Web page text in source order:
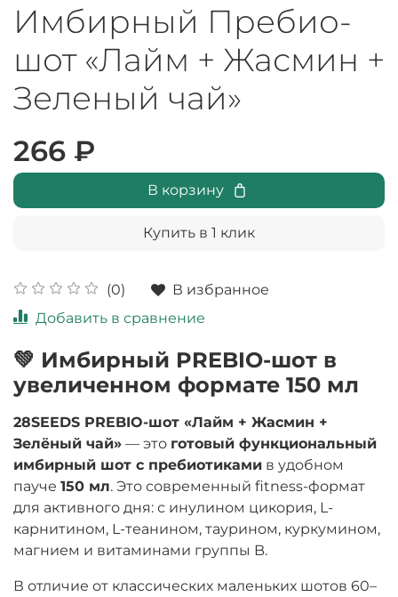
Имбирный Пребио-
шот «Лайм + Жасмин +
Зеленый чай»
(0)
В избранное
Добавить в сравнение
266 ₽
В корзину
Купить в 1 клик
💚 Имбирный PREBIO-шот в
увеличенном формате 150 мл
28SEEDS PREBIO-шот «Лайм + Жасмин +
Зелёный чай» — это готовый функциональный
имбирный шот с пребиотиками в удобном
пауче 150 мл. Это современный fitness-формат
для активного дня: с инулином цикория, L-
карнитином, L-теанином, таурином, куркумином,
магнием и витаминами группы B.
В отличие от классических маленьких шотов 60–